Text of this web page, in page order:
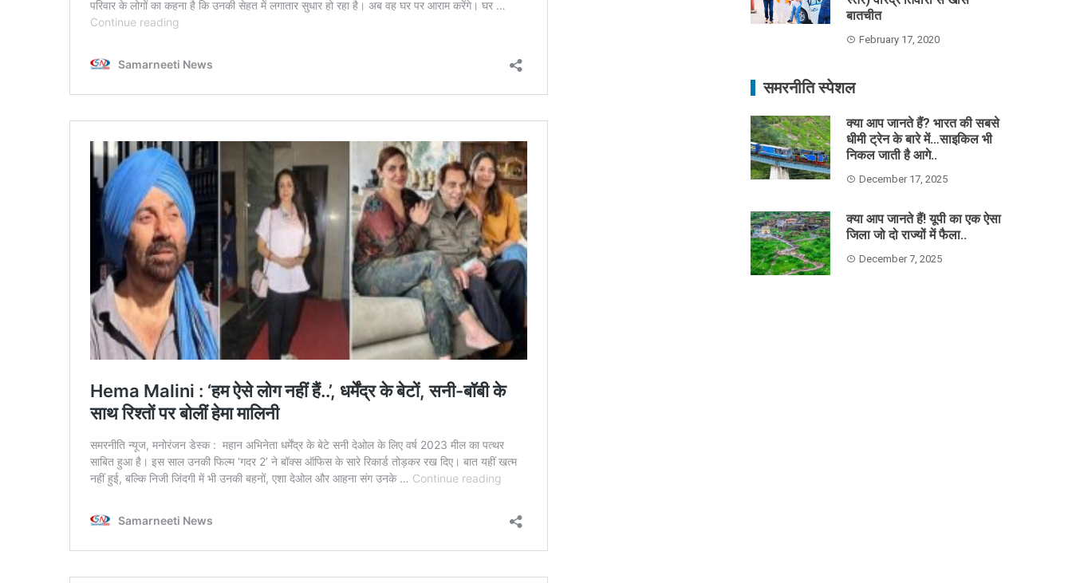
बातचीत
February 17, 2020
समरनीति स्पेशल
क्या आप जानते हैं? भारत की सबसे
धीमी ट्रेन के बारे में…साइकिल भी
निकल जाती है आगे..
December 17, 2025
क्या आप जानते हैं! यूपी का एक ऐसा
जिला जो दो राज्यों में फैला..
December 7, 2025